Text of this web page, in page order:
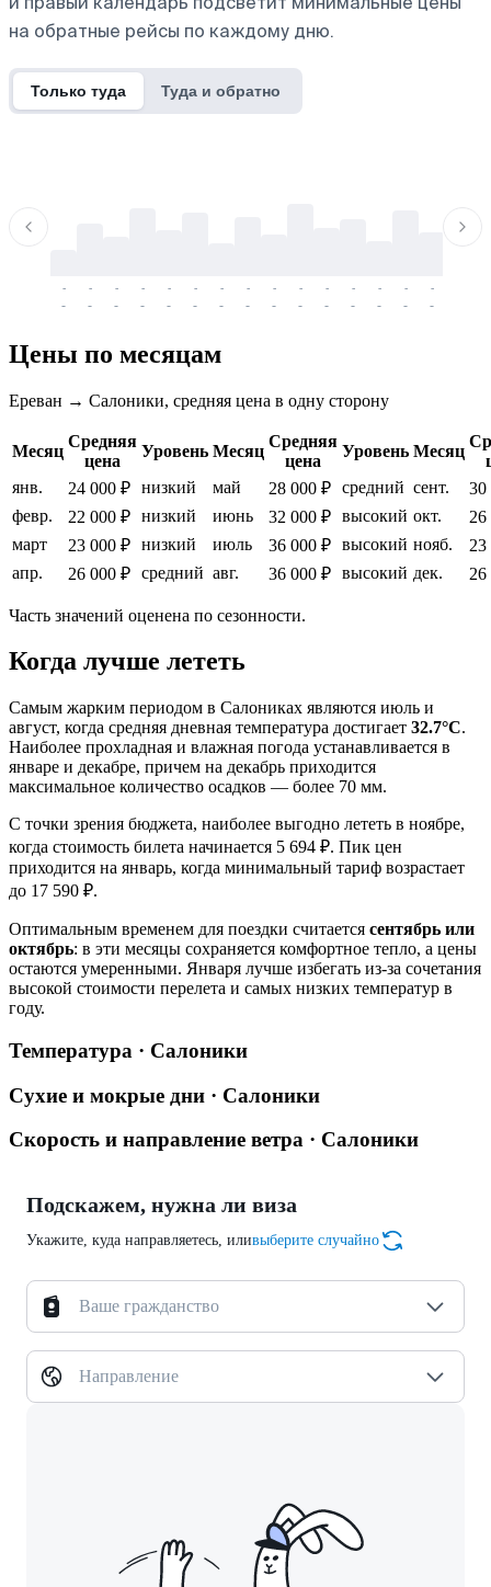
на обратные рейсы по каждому дню.
Только туда Туда и обратно
-
-
-
-
-
-
-
-
-
-
-
-
-
-
-
-
-
-
-
-
-
-
-
-
-
-
-
-
-
-
Цены по месяцам
Ереван → Салоники, средняя цена в одну сторону
Месяц
Средняя
цена
Уровень Месяц
Средняя
цена
Уровень Месяц
янв.
24 000 ₽ низкий май 28 000 ₽ средний сент.
30
февр.
22 000 ₽ низкий июнь 32 000 ₽ высокий окт.
26
март
23 000 ₽ низкий июль 36 000 ₽ высокий нояб.
23
апр.
26 000 ₽ средний авг. 36 000 ₽ высокий дек. 26
Часть значений оценена по сезонности.
Когда лучше лететь
Самым жарким периодом в Салониках являются июль и
август, когда средняя дневная температура достигает 32.7°C.
Наиболее прохладная и влажная погода устанавливается в
январе и декабре, причем на декабрь приходится
максимальное количество осадков — более 70 мм.
С точки зрения бюджета, наиболее выгодно лететь в ноябре,
когда стоимость билета начинается 5 694 ₽. Пик цен
приходится на январь, когда минимальный тариф возрастает
до 17 590 ₽.
Оптимальным временем для поездки считается сентябрь или
октябрь: в эти месяцы сохраняется комфортное тепло, а цены
остаются умеренными. Января лучше избегать из-за сочетания
высокой стоимости перелета и самых низких температур в
году.
Температура · Салоники
Сухие и мокрые дни · Салоники
Скорость и направление ветра · Салоники
Подскажем, нужна ли виза
Укажите, куда направляетесь, иливыберите случайно
Ваше гражданство
Направление